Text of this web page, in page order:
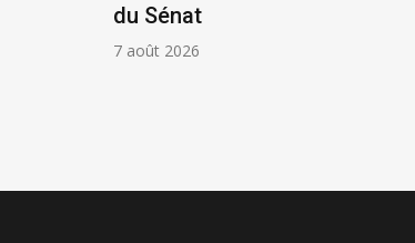
du Sénat
7 août 2026